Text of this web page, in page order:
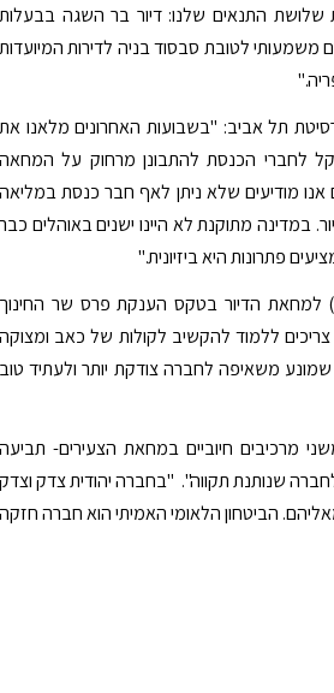
התנאים שלנו: דיור בר השגה בבעלות
לטובת סבסוד בניה לדירות המיועדות
תל אביב: "בשבועות האחרונים מלאנו את
לחברי הכנסת להתבונן מרחוק על המחאה
אנו מודיעים שלא ניתן לאף חבר כנסת במליאה
במדינה מתוקנת לא היינו ישנים באוהלים כבר
למחאת הדיור בטקס הענקת פרס שר החינוך
ללמוד להקשיב לקולות של כאב ומצוקה
משאיפה לחברה צודקת יותר ולעתיד טוב
מרכיבים חיוביים במחאת הצעירים- תביעה
שנותנת תקווה". "בחברה יהודית צדק וצדק
הביטחון הלאומי האמיתי הוא חברה חזקה